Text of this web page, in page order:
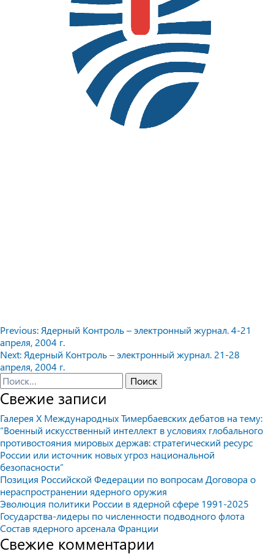
Навигация
по
записям
Previous: Ядерный Контроль – электронный журнал. 4-21
апреля, 2004 г.
Next: Ядерный Контроль – электронный журнал. 21-28
апреля, 2004 г.
Найти:
Свежие записи
Галерея X Международных Тимербаевских дебатов на тему:
“Военный искусственный интеллект в условиях глобального
противостояния мировых держав: стратегический ресурс
России или источник новых угроз национальной
безопасности”
Позиция Российской Федерации по вопросам Договора о
нераспространении ядерного оружия
Эволюция политики России в ядерной сфере 1991-2025
Государства-лидеры по численности подводного флота
Состав ядерного арсенала Франции
Свежие комментарии